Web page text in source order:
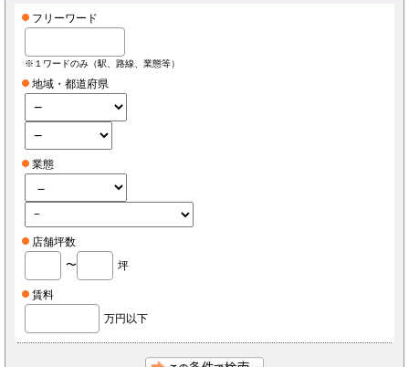
会員は、IDを善良なる管理者の注意義務をもって管理するものとし、紛失、喪失、盗難、誤
使用、不正使用等により会員に損害が生じた場合においても、当社は一切の責任を負いませ
た場合、またそのおそれがある場合、速やかに当社もしくは導入店にその旨を報告し、指示
に従うものとします。
第4条（個人情報）
当社もしくは導入店は、会員から得た個人情報(以下「個人情報」)を本サービス運営、店舗
の他店舗・事務所等の出退店に関する情報提供の目的で使用し、それ以外の目的で使用しま
裁判所・警察等の要請がある場合を除きます。
会員が自らの個人情報の変更もしくは削除を希望する場合、当社および導入店へそれぞれ連
もしくは削除するものとします。
会員が個人情報の提供を拒んだ場合、本サービスを利用できないことがあります。
会員は、本サービスを通じて個人情報を取得した場合、自己の責任で個人情報保護に関する
法律を遵守するものとします。
第5条（秘密保持）
会員が本サービスを利用するうえで当社もしくは導入店へ開示した情報および提出した資料
前項にかかわらず、会員が秘密である旨を付して当社もしくは導入店へ開示し、当社もしく
は導入店がそれに同意した情報について、当社もしくは導入店は本サービスの運営に最低限
必要な会社、当社もしくは導入店の役員、従業員、関連会社、本サービスの再委託先、監査
員、従業員、監査法人、税理士、弁護士を除く第三者へ開示漏洩しないことに同意します。
フリーワード
※１ワードのみ（駅、路線、業態等）
地域・都道府県
業態
店舗坪数
〜
坪
賃料
万円以下